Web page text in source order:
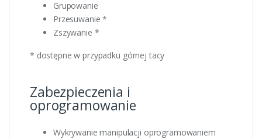
Grupowanie
Przesuwanie *
Zszywanie *
* dostępne w przypadku górnej tacy
Zabezpieczenia i
oprogramowanie
Wykrywanie manipulacji oprogramowaniem